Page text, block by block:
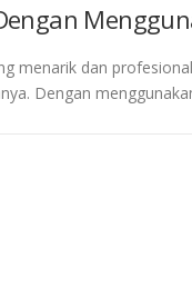
menarik dan
Dengan